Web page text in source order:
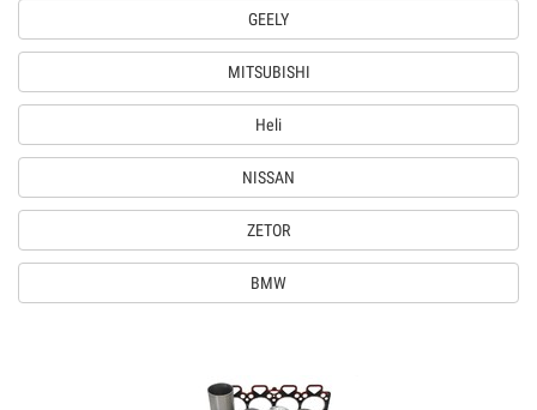
GEELY
MITSUBISHI
Heli
NISSAN
ZETOR
BMW